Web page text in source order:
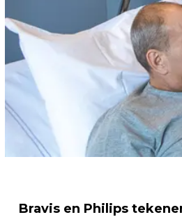
Bravis en Philips